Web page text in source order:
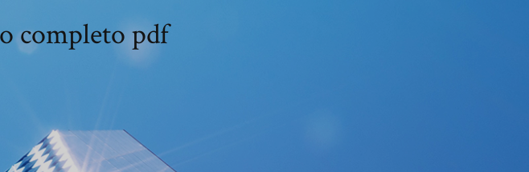
completo pdf